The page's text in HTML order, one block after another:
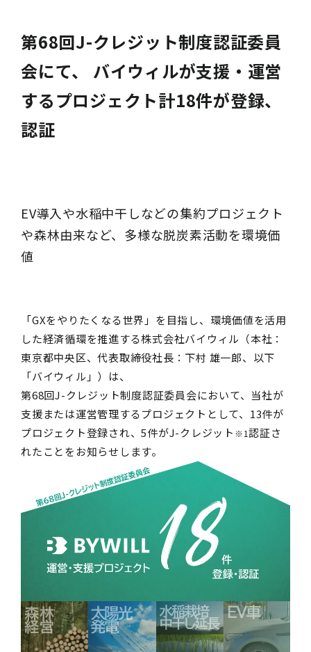
第68回J-クレジット制度認証委員
会にて、 バイウィルが支援・運営
するプロジェクト計18件が登録、
認証
EV導入や水稲中干しなどの集約プロジェクト
や森林由来など、多様な脱炭素活動を環境価
値
「GXをやりたくなる世界」を目指し、環境価値を活用
した経済循環を推進する株式会社バイウィル（本社：
東京都中央区、代表取締役社長：下村 雄一郎、以下
「バイウィル」）は、
第68回J-クレジット制度認証委員会において、当社が
支援または運営管理するプロジェクトとして、13件が
プロジェクト登録され、5件がJ-クレジット ※1認証さ
れたことをお知らせします。